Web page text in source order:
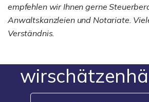
empfehlen wir Ihnen gerne
Anwaltskanzleien und Notariate.
Verständnis.